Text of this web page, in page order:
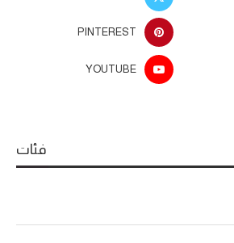
PINTEREST
YOUTUBE
فئات